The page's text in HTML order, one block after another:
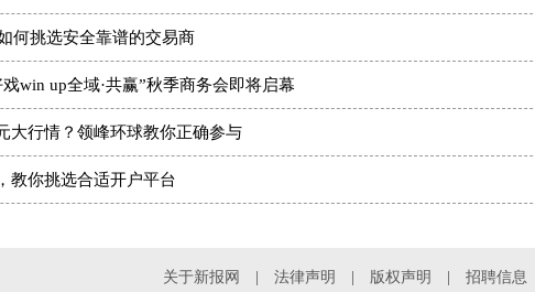
何挑选安全靠谱的交易商
win up全域·共赢”秋季商务会即将启幕
大行情？领峰环球教你正确参与
教你挑选合适开户平台
关于新报网 法律声明 版权声明 招聘信息